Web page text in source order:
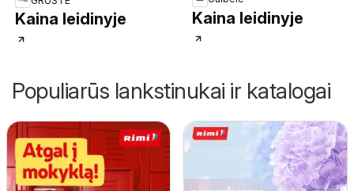
Kaina leidinyje Kaina leidinyje
Populiarūs lankstinukai ir katalogai